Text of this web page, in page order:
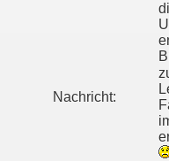
Nachricht: